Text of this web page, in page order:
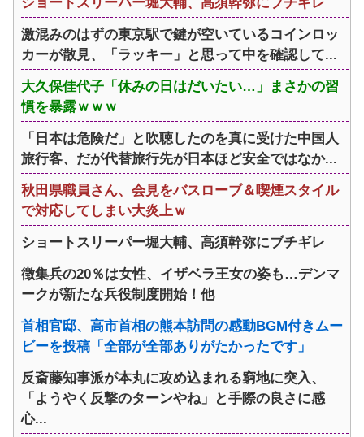
激混みのはずの東京駅で鍵が空いているコインロッ
カーが散見、「ラッキー」と思って中を確認して...
大久保佳代子「休みの日はだいたい…」まさかの習
慣を暴露ｗｗｗ
「日本は危険だ」と吹聴したのを真に受けた中国人
旅行客、だが代替旅行先が日本ほど安全ではなか...
秋田県職員さん、会見をバスローブ＆喫煙スタイル
で対応してしまい大炎上ｗ
ショートスリーパー堀大輔、高須幹弥にブチギレ
徴集兵の20％は女性、イザベラ王女の姿も…デンマ
ークが新たな兵役制度開始！他
首相官邸、高市首相の熊本訪問の感動BGM付きムー
ビーを投稿「全部が全部ありがたかったです」
反斎藤知事派が本丸に攻め込まれる窮地に突入、
「ようやく反撃のターンやね」と手際の良さに感
心...